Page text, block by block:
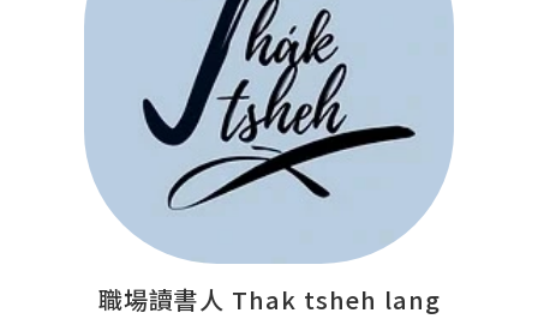
職場讀書人 Thak tsheh lang